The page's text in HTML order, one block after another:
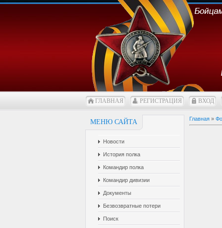
ГЛАВНАЯ РЕГИСТРАЦИЯ ВХОД
МЕНЮ САЙТА
Новости
История полка
Командир полка
Командир дивизии
Документы
Безвозвратные потери
Поиск
Главная »